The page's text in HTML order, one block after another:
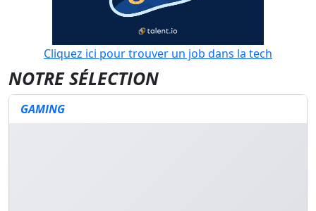
Cliquez ici pour trouver un job dans la tech
NOTRE SÉLECTION
GAMING